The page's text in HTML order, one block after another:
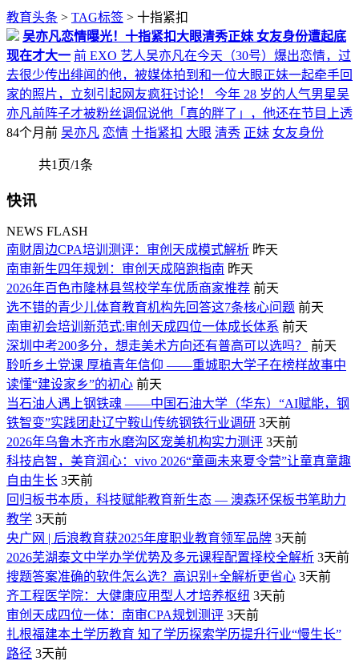
教育头条 > TAG标签 > 十指紧扣
吴亦凡恋情曝光！十指紧扣大眼清秀正妹 女友身份遭起底
现在才大一 前 EXO 艺人吴亦凡在今天（30号）爆出恋情，过
去很少传出绯闻的他，被媒体拍到和一位大眼正妹一起牵手回
家的照片，立刻引起网友疯狂讨论！ 今年 28 岁的人气男星吴
亦凡前阵子才被粉丝调侃说他「真的胖了」，他还在节目上透
84个月前 吴亦凡 恋情 十指紧扣 大眼 清秀 正妹 女友身份
共1页/1条
快讯
NEWS FLASH
南财周边CPA培训测评：审创天成模式解析 昨天
南审新生四年规划：审创天成陪跑指南 昨天
2026年百色市隆林县驾校学车优质商家推荐 前天
选不错的青少儿体育教育机构先回答这7条核心问题 前天
南审初会培训新范式:审创天成四位一体成长体系 前天
深圳中考200多分，想走美术方向还有普高可以选吗？
前天
聆听乡土党课 厚植青年信仰 ——重城职大学子在榜样故事中
读懂“建设家乡”的初心 前天
当石油人遇上钢铁魂 ——中国石油大学（华东）“AI赋能，钢
铁智变”实践团赴辽宁鞍山传统钢铁行业调研 3天前
2026年乌鲁木齐市水磨沟区宠美机构实力测评 3天前
科技启智，美育润心：vivo 2026“童画未来夏令营”让童真童趣
自由生长 3天前
回归板书本质，科技赋能教育新生态 — 澳森环保板书笔助力
教学 3天前
央广网 | 后浪教育获2025年度职业教育领军品牌 3天前
2026芜湖泰文中学办学优势及多元课程配置择校全解析 3天前
搜题答案准确的软件怎么选？高识别+全解析更省心 3天前
齐工程医学院：大健康应用型人才培养枢纽 3天前
审创天成四位一体：南审CPA规划测评 3天前
扎根福建本土学历教育 知了学历探索学历提升行业“慢生长”
路径 3天前